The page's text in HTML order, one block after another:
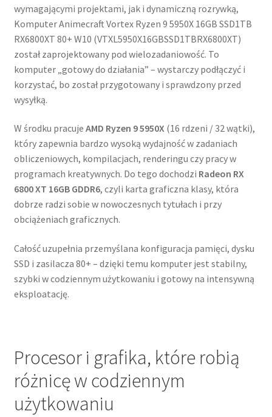
wymagającymi projektami, jak i dynamiczną rozrywką,
Komputer Animecraft Vortex Ryzen 9 5950X 16GB SSD1TB
RX6800XT 80+ W10 (VTXL5950X16GBSSD1TBRX6800XT)
został zaprojektowany pod wielozadaniowość. To
komputer „gotowy do działania” – wystarczy podłączyć i
korzystać, bo został przygotowany i sprawdzony przed
wysyłką.
W środku pracuje AMD Ryzen 9 5950X(16 rdzeni / 32 wątki),
który zapewnia bardzo wysoką wydajność w zadaniach
obliczeniowych, kompilacjach, renderingu czy pracy w
programach kreatywnych. Do tego dochodzi Radeon RX
6800 XT 16GB GDDR6, czyli karta graficzna klasy, która
dobrze radzi sobie w nowoczesnych tytułach i przy
obciążeniach graficznych.
Całość uzupełnia przemyślana konfiguracja pamięci, dysku
SSD i zasilacza 80+ – dzięki temu komputer jest stabilny,
szybki w codziennym użytkowaniu i gotowy na intensywną
eksploatację.
Procesor i grafika, które robią
różnicę w codziennym
użytkowaniu